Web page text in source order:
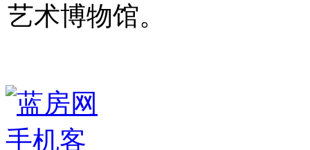
艺术博物馆。